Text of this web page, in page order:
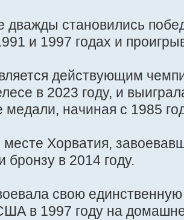
становились
и 1997 годах и
действующим
в 2023 году, и
медали, начиная с 1985
Хорватия,
бронзу в 2014 году.
свою
в 1997 году на